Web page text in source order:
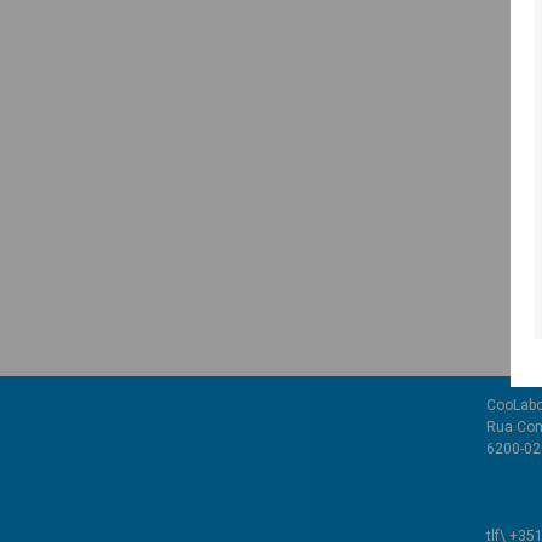
Rua
6200-
tlf\